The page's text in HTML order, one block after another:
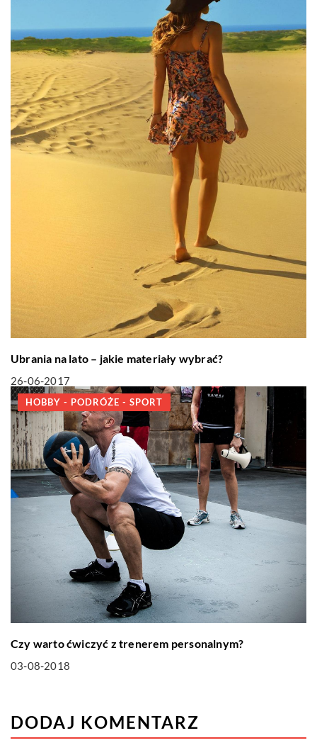
Ubrania na lato – jakie materiały wybrać?
26-06-2017
HOBBY - PODRÓŻE - SPORT
Czy warto ćwiczyć z trenerem personalnym?
03-08-2018
DODAJ KOMENTARZ